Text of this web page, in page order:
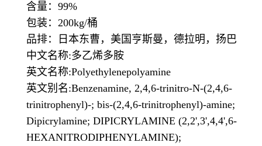
含量：99%
包装：200kg/桶
品排：日本东曹，美国亨斯曼，德拉明，扬巴
中文名称:多乙烯多胺
英文名称:Polyethylenepolyamine
英文别名:Benzenamine, 2,4,6-trinitro-N-(2,4,6-
trinitrophenyl)-; bis-(2,4,6-trinitrophenyl)-amine;
Dipicrylamine; DIPICRYLAMINE (2,2',3',4,4',6-
HEXANITRODIPHENYLAMINE);